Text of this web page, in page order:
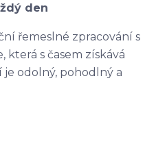
den
řemeslné zpracování s
s časem získává
odolný, pohodlný a